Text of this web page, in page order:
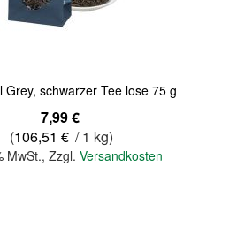
Grey, schwarzer Tee lose 75 g
7,99 €
(106,51 € / 1 kg)
MwSt.,Zzgl.Versandkosten